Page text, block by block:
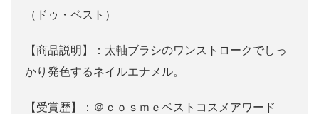
（ドゥ・ベスト）
【商品説明】：太軸ブラシのワンストロークでしっ
かり発色するネイルエナメル。
【受賞歴】：＠ｃｏｓｍｅベストコスメアワード